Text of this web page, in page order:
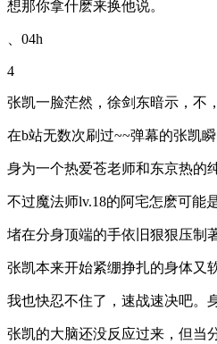
想那你拿什麽来换他说。
、04h
4
张凯一脸茫然，徐剑东暗示，不
在b站无数次刷过~~弹幕的张凯
身为一个热爱苍老师和东京热的
不过魔法师lv.18的阿宅怎麽可
堵在分身顶端的手依旧狠狠压制
张凯本来开始紧绷挣扎的身体又
我也快忍不住了，速战速决吧。
张凯的大脑还没反应过来，但当